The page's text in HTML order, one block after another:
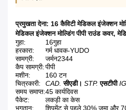
प्रमुखता देना: 16 कैविटी मेडिकल इंजेक्शन
मेडिकल इंजेक्शन मोल्डिंग पीपी राउंड कवर,
गुहा:
16गुहा
हरकारा:
गर्म धावक-YUDO
सामग्री:
जर्मन2344
कैप सामग्री:पीपी
मशीन:
160 टन
चित्रकारी:
CAD. सीएडी। STP. एसटीपी
समय समाप्त:45 कार्यदिवस
पैकेट:
लकड़ी का केस
भुगतान:
शिपमेंट से पहले 30% जमा और